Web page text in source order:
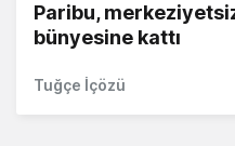
Paribu,
bünyesine kattı
Tuğçe İçözü